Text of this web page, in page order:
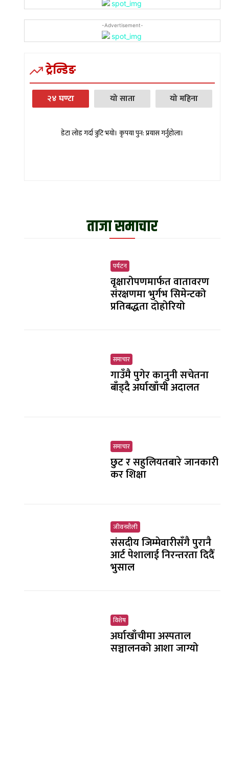
-Advertisement-
ट्रेन्डिङ
२४ घण्टा यो साता यो महिना
डेटा लोड गर्दा त्रुटि भयो। कृपया पुन: प्रयास गर्नुहोला।
ताजा समाचार
पर्यटन
वृक्षारोपणमार्फत वातावरण
संरक्षणमा भुर्गभ सिमेन्टको
प्रतिबद्धता दोहोरियो
समाचार
गाउँमै पुगेर कानुनी सचेतना
बाँड्दै अर्घाखाँची अदालत
समाचार
छुट र सहुलियतबारे जानकारी
कर शिक्षा
जीवनशैली
संसदीय जिम्मेवारीसँगै पुरानै
आर्ट पेशालाई निरन्तरता दिदैँ
भुसाल
विशेष
अर्घाखाँचीमा अस्पताल
सञ्चालनको आशा जाग्यो